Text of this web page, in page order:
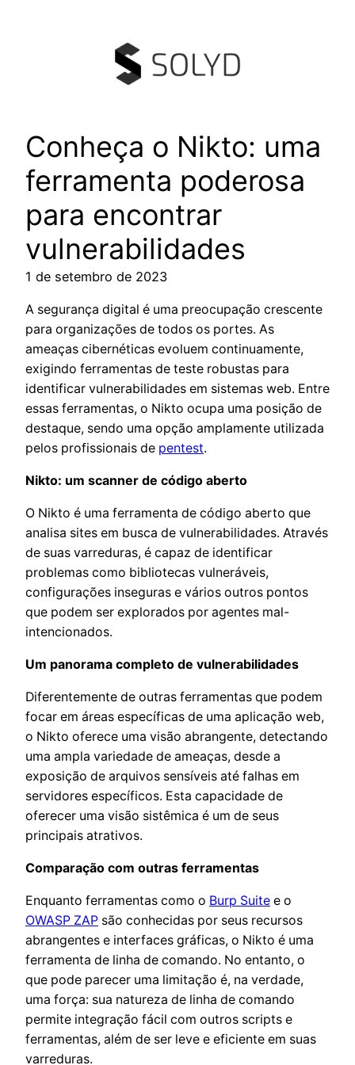
Conheça o Nikto: uma
ferramenta poderosa
para encontrar
vulnerabilidades
1 de setembro de 2023
A segurança digital é uma preocupação crescente
para organizações de todos os portes. As
ameaças cibernéticas evoluem continuamente,
exigindo ferramentas de teste robustas para
identificar vulnerabilidades em sistemas web. Entre
essas ferramentas, o Nikto ocupa uma posição de
destaque, sendo uma opção amplamente utilizada
pelos profissionais de pentest.
Nikto: um scanner de código aberto
O Nikto é uma ferramenta de código aberto que
analisa sites em busca de vulnerabilidades. Através
de suas varreduras, é capaz de identificar
problemas como bibliotecas vulneráveis,
configurações inseguras e vários outros pontos
que podem ser explorados por agentes mal-
intencionados.
Um panorama completo de vulnerabilidades
Diferentemente de outras ferramentas que podem
focar em áreas específicas de uma aplicação web,
o Nikto oferece uma visão abrangente, detectando
uma ampla variedade de ameaças, desde a
exposição de arquivos sensíveis até falhas em
servidores específicos. Esta capacidade de
oferecer uma visão sistêmica é um de seus
principais atrativos.
Comparação com outras ferramentas
Enquanto ferramentas como o Burp Suite e o
OWASP ZAP são conhecidas por seus recursos
abrangentes e interfaces gráficas, o Nikto é uma
ferramenta de linha de comando. No entanto, o
que pode parecer uma limitação é, na verdade,
uma força: sua natureza de linha de comando
permite integração fácil com outros scripts e
ferramentas, além de ser leve e eficiente em suas
varreduras.